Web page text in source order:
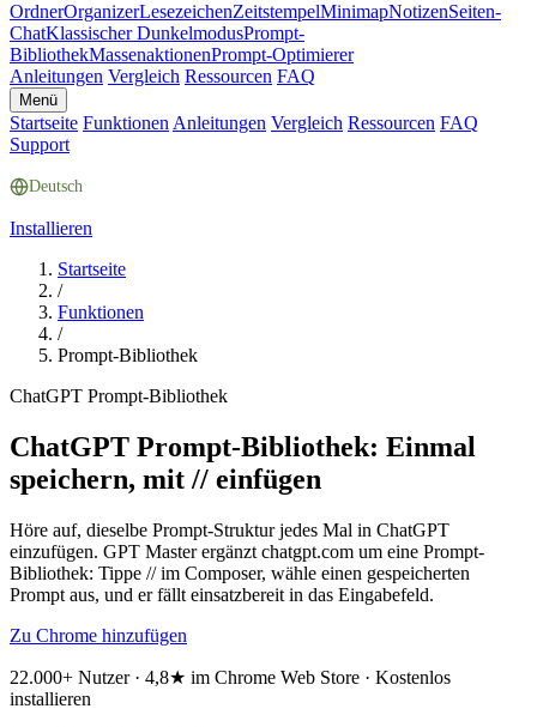
OrdnerOrganizerLesezeichenZeitstempelMinimapNotizenSeiten-
ChatKlassischer DunkelmodusPrompt-
BibliothekMassenaktionenPrompt-Optimierer
Anleitungen Vergleich Ressourcen FAQ
Menü
Startseite Funktionen Anleitungen Vergleich Ressourcen FAQ
Support
Deutsch
Installieren
Startseite
/
Funktionen
/
Prompt-Bibliothek
ChatGPT Prompt-Bibliothek
ChatGPT Prompt-Bibliothek: Einmal
speichern, mit // einfügen
Höre auf, dieselbe Prompt-Struktur jedes Mal in ChatGPT
einzufügen. GPT Master ergänzt chatgpt.com um eine Prompt-
Bibliothek: Tippe // im Composer, wähle einen gespeicherten
Prompt aus, und er fällt einsatzbereit in das Eingabefeld.
Zu Chrome hinzufügen
22.000+ Nutzer · 4,8★ im Chrome Web Store · Kostenlos
installieren